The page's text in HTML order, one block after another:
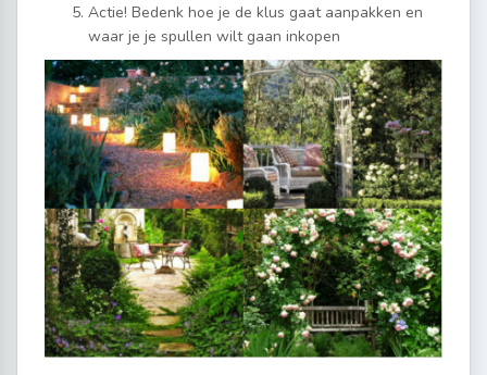
Actie! Bedenk hoe je de klus gaat aanpakken en
waar je je spullen wilt gaan inkopen